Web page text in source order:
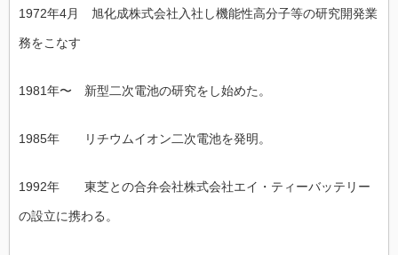
1972年4月 旭化成株式会社入社し機能性高分子等の研究開発業
務をこなす
1981年〜 新型二次電池の研究をし始めた。
1985年 リチウムイオン二次電池を発明。
1992年 東芝との合弁会社株式会社エイ・ティーバッテリー
の設立に携わる。